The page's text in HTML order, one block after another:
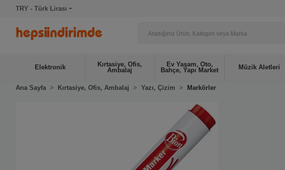
TRY - Türk Lirası
Elektronik
Kırtasiye, Ofis,
Ambalaj
Ev Yaşam, Oto,
Bahçe, Yapı Market
Müzik Aletleri
Ana Sayfa Kırtasiye, Ofis, Ambalaj Yazı, Çizim Markörler